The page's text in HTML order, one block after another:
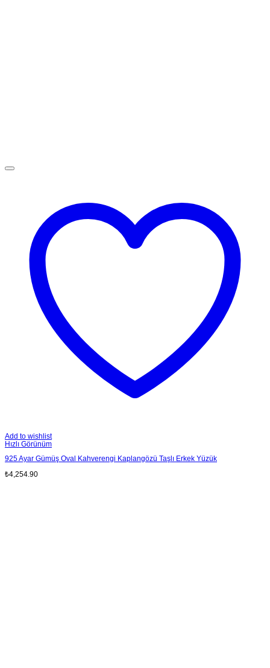
Add to wishlist
Hızlı Görünüm
925 Ayar Gümüş Oval Kahverengi Kaplangözü Taşlı Erkek Yüzük
₺4,254.90